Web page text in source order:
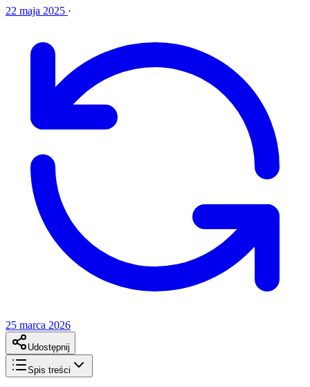
22 maja 2025 ·
25 marca 2026
Udostępnij
Spis treści